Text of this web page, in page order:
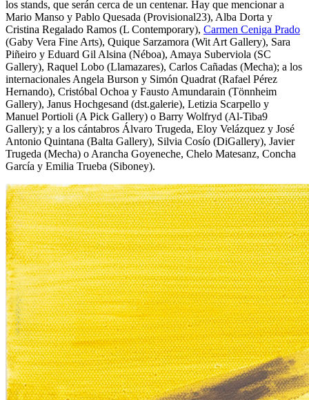
los stands, que serán cerca de un centenar. Hay que mencionar a
Mario Manso y Pablo Quesada (Provisional23), Alba Dorta y
Cristina Regalado Ramos (L Contemporary), Carmen Ceniga Prado
(Gaby Vera Fine Arts), Quique Sarzamora (Wit Art Gallery), Sara
Piñeiro y Eduard Gil Alsina (Néboa), Amaya Suberviola (SC
Gallery), Raquel Lobo (Llamazares), Carlos Cañadas (Mecha); a los
internacionales Angela Burson y Simón Quadrat (Rafael Pérez
Hernando), Cristóbal Ochoa y Fausto Amundarain (Tönnheim
Gallery), Janus Hochgesand (dst.galerie), Letizia Scarpello y
Manuel Portioli (A Pick Gallery) o Barry Wolfryd (Al-Tiba9
Gallery); y a los cántabros Álvaro Trugeda, Eloy Velázquez y José
Antonio Quintana (Balta Gallery), Silvia Cosío (DiGallery), Javier
Trugeda (Mecha) o Arancha Goyeneche, Chelo Matesanz, Concha
García y Emilia Trueba (Siboney).